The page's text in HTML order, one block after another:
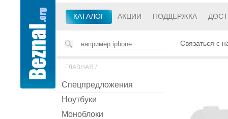
КАТАЛОГ АКЦИИ ПОДДЕРЖКА
Связаться с
ГЛАВНАЯ /
Спецпредложения
Ноутбуки
Моноблоки